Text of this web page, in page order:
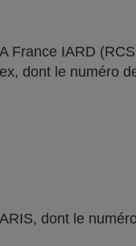
France IARD
dont le numéro
dont le